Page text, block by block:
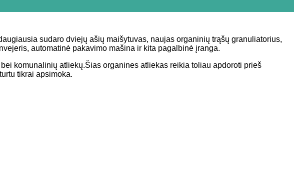
sudaro dviejų ašių maišytuvas, naujas organinių trąšų granuliatorius,
automatinė pakavimo mašina ir kita pagalbinė įranga.
komunalinių atliekų.Šias organines atliekas reikia toliau apdoroti prieš
tikrai apsimoka.